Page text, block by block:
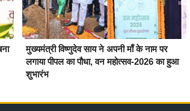
मुख्यमंत्री विष्णुदेव साय ने अपनी माँ के नाम पर
लगाया पीपल का पौधा, वन महोत्सव-2026 का हुआ
शुभारंभ